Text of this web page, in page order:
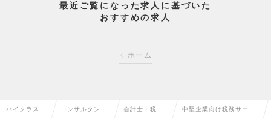
最近ご覧になった求人に基づいた
おすすめの求人
ホーム
ハイクラス求 コンサルタント 会計士・税理 中堅企業向け税務サービ